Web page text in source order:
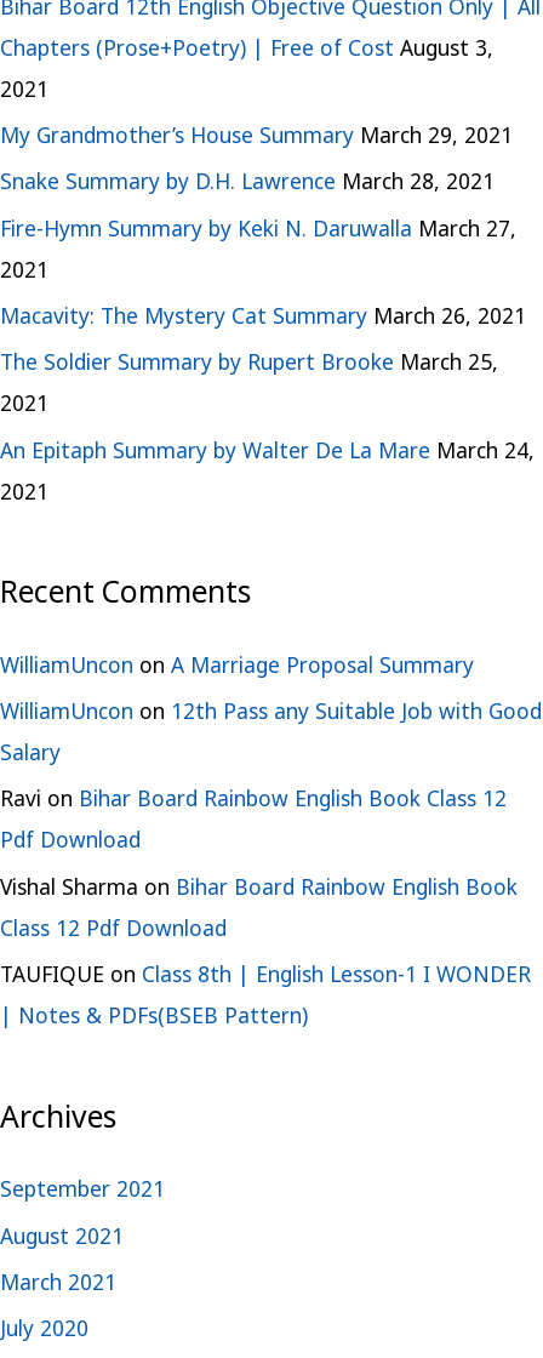
Chapters (Prose+Poetry) | Free of Cost August 3,
2021
My Grandmother’s House Summary March 29, 2021
Snake Summary by D.H. Lawrence March 28, 2021
Fire-Hymn Summary by Keki N. Daruwalla March 27,
2021
Macavity: The Mystery Cat Summary March 26, 2021
The Soldier Summary by Rupert Brooke March 25,
2021
An Epitaph Summary by Walter De La Mare March 24,
2021
Recent Comments
WilliamUncon on A Marriage Proposal Summary
WilliamUncon on 12th Pass any Suitable Job with Good
Salary
Ravi on Bihar Board Rainbow English Book Class 12
Pdf Download
Vishal Sharma on Bihar Board Rainbow English Book
Class 12 Pdf Download
TAUFIQUE on Class 8th | English Lesson-1 I WONDER
| Notes & PDFs(BSEB Pattern)
Archives
September 2021
August 2021
March 2021
July 2020